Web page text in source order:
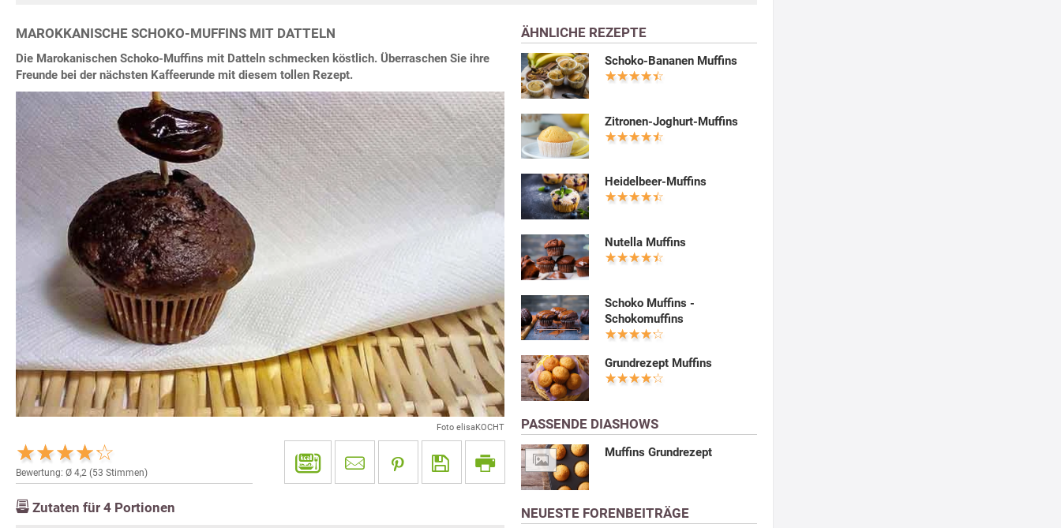
MAROKKANISCHE SCHOKO-MUFFINS MIT DATTELN
Die Marokanischen Schoko-Muffins mit Datteln schmecken köstlich. Überraschen Sie ihre
Freunde bei der nächsten Kaffeerunde mit diesem tollen Rezept.
Foto elisaKOCHT
Bewertung: Ø 4,2 (53 Stimmen)
Zutaten für 4 Portionen
ÄHNLICHE REZEPTE
Schoko-Bananen Muffins
Zitronen-Joghurt-Muffins
Heidelbeer-Muffins
Nutella Muffins
Schoko Muffins -
Schokomuffins
Grundrezept Muffins
PASSENDE DIASHOWS
Muffins Grundrezept
NEUESTE FORENBEITRÄGE